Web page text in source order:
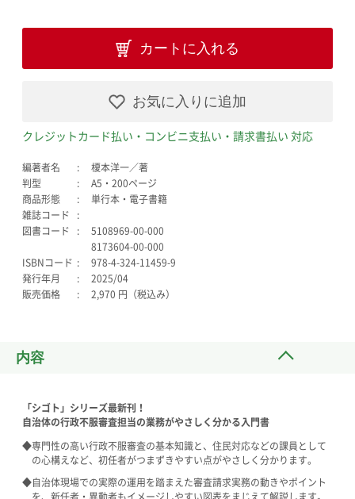
カートに入れる
お気に入りに追加
クレジットカード払い・コンビニ支払い・請求書払い 対応
編著者名
榎本洋一／著
判型
A5・200ページ
商品形態
単行本・電子書籍
雑誌コード
図書コード
5108969-00-000
8173604-00-000
ISBNコード
978-4-324-11459-9
発行年月
2025/04
販売価格
2,970 円（税込み）
内容
「シゴト」シリーズ最新刊！
自治体の行政不服審査担当の業務がやさしく分かる入門書
◆専門性の高い行政不服審査の基本知識と、住民対応などの課員として
の心構えなど、初任者がつまずきやすい点がやさしく分かります。
◆自治体現場での実際の運用を踏まえた審査請求実務の動きやポイント